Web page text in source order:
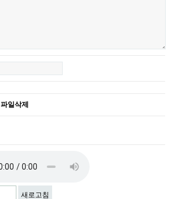
파일삭제
새로고침